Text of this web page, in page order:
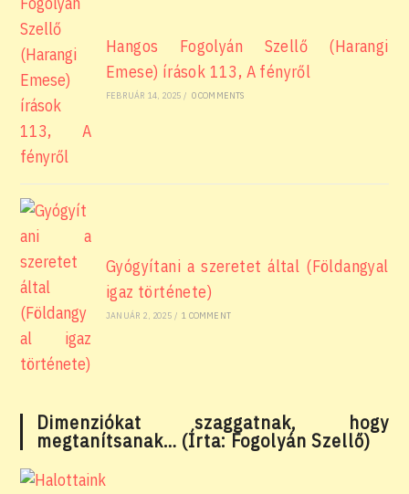
Hangos Fogolyán Szellő (Harangi
Emese) írások 113, A fényről
FEBRUÁR 14, 2025 / 0 COMMENTS
Gyógyítani a szeretet által (Földangyal
igaz története)
JANUÁR 2, 2025 / 1 COMMENT
Dimenziókat szaggatnak, hogy
megtanítsanak… (Írta: Fogolyán Szellő)